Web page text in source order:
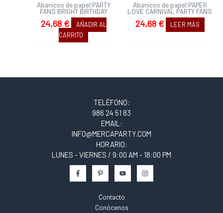
Abanicos de papel PARTY
FANS BRIGHT BIRTHDAY
24,68 €
AÑADIR AL
CARRITO
Abanicos de papel PAPER
LOVE CARNIVAL PARTY FANS
24,68 € LEER MÁS
TELÉFONO:
986 24 51 83
EMAIL:
INFO@MERCAPARTY.COM
HORARIO:
LUNES - VIERNES / 9:00 AM - 18:00 PM
Contacto
Conócenos